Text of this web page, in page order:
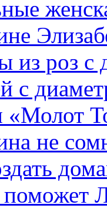
из роз с
с
«Молот
не
поможет